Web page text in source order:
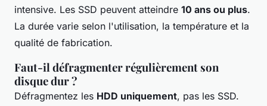
intensive. Les SSD peuvent atteindre 10 ans ou plus.
La durée varie selon l'utilisation, la température et la
qualité de fabrication.
Faut-il défragmenter régulièrement son
disque dur ?
Défragmentez les HDD uniquement, pas les SSD.